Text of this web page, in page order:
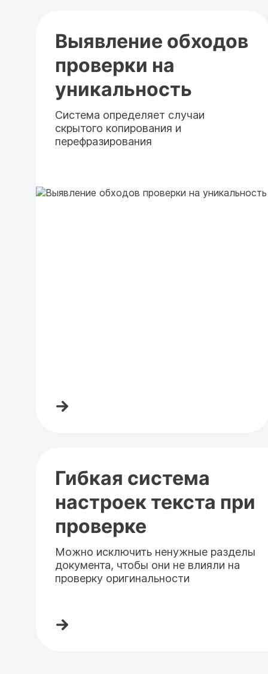
Выявление обходов
проверки на
уникальность
Система определяет случаи
скрытого копирования и
перефразирования
Гибкая система
настроек текста при
проверке
Можно исключить ненужные разделы
документа, чтобы они не влияли на
проверку оригинальности